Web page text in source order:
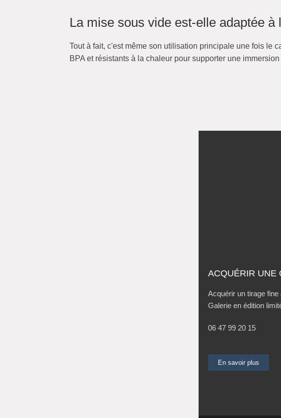
La mise sous vide est-elle adaptée
Tout à fait, c'est même son utilisation principale une fois le
BPA et résistants à la chaleur pour supporter une
ACQUÉRIR UNE
Acquérir un tirage fine
Galerie en édition
06 47 99 20 15
En savoir plus